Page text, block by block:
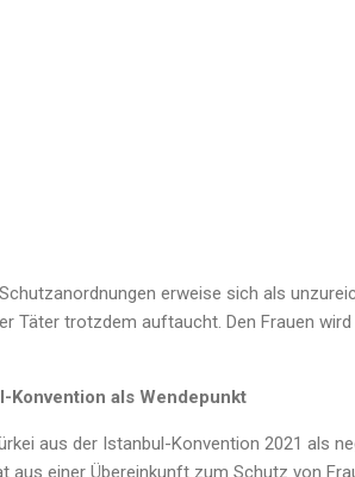
erweise sich als
Täter trotzdem auftaucht. Den Frauen
Konvention als Wendepunkt
aus der Istanbul-Konvention 2021 als
aus einer Übereinkunft zum Schutz von